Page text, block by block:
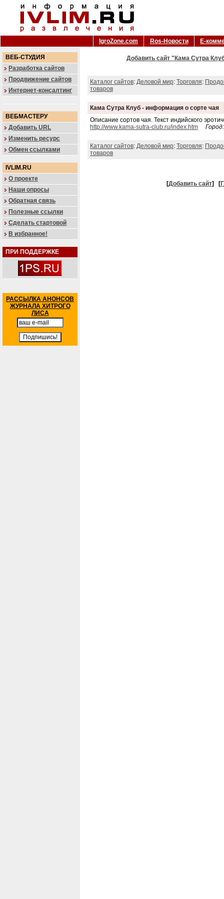
IgroZone.com Ros-Новости Е-
ВЕБ-СТУДИЯ
Разработка сайтов
Продвижение сайтов
Интернет-консалтинг
ВЕБМАСТЕРУ
Добавить URL
Изменить ресурс
Обмен ссылками
IVLIM.RU
О проекте
Наши опросы
Обратная связь
Полезные ссылки
Сделать стартовой
В избранное!
ПРИ ПОДДЕРЖКЕ
РАССЫЛКА АНОНСОВ
ЖУРНАЛА ХИТРОГО
ЛИСА
Добавить сайт "Кама Сутра
Каталог сайтов: Деловой мир: Торговля:
товаров
Кама Сутра Клуб - информация о сорте чая
Описание сортов чая. Текст индийского
http://www.kama-sutra-club.ru/index.htm
Каталог сайтов: Деловой мир: Торговля:
товаров
[Добавить сайт] [